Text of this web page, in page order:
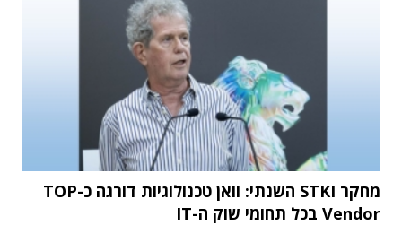
מחקר STKI השנתי: וואן טכנולוגיות דורגה כ-TOP
Vendor בכל תחומי שוק ה-IT